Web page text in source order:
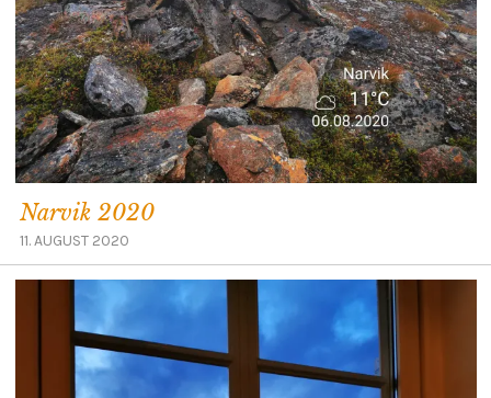
Narvik 2020
11. AUGUST 2020